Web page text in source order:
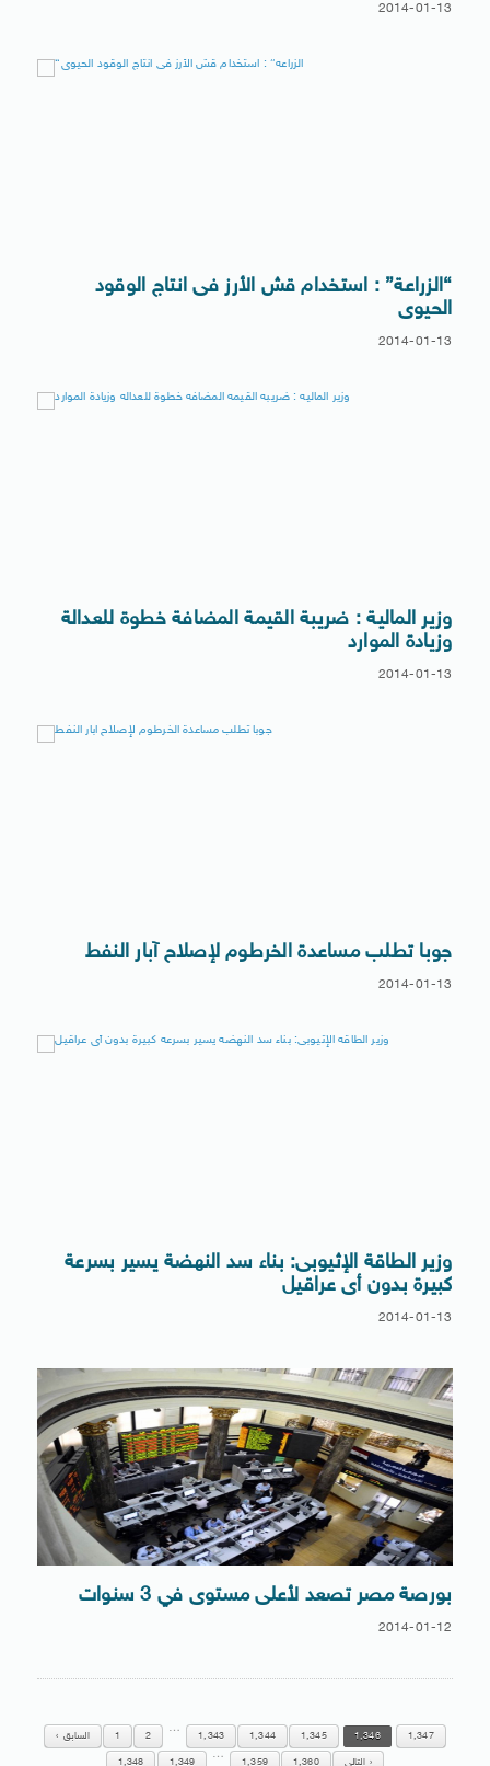
2014-01-13
“الزراعة” : استخدام قش الأرز فى انتاج الوقود
الحيوى
2014-01-13
وزير المالية : ضريبة القيمة المضافة خطوة للعدالة
وزيادة الموارد
2014-01-13
جوبا تطلب مساعدة الخرطوم لإصلاح آبار النفط
2014-01-13
وزير الطاقة الإثيوبى: بناء سد النهضة يسير بسرعة
كبيرة بدون أى عراقيل
2014-01-13
بورصة مصر تصعد لأعلى مستوى في 3 سنوات
2014-01-12
السابق 1 2
…
1,343 1,344 1,345 1,346 1,347
1,348 1,349
…
1,359 1,360 التالي